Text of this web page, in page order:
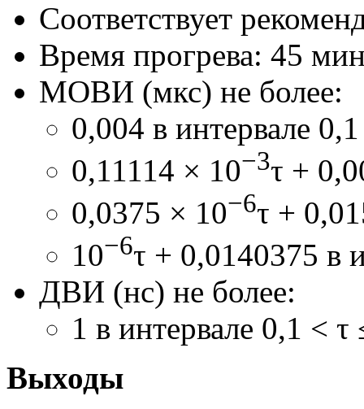
Соответствует
Время прогрева: 45
МОВИ (мкс) не более:
0,004 в интервале
0,11114 × 10−3τ +
0,0375 × 10−6τ +
10−6τ + 0,0140375 в
ДВИ (нс) не более:
1 в интервале 0,1 <
Выходы